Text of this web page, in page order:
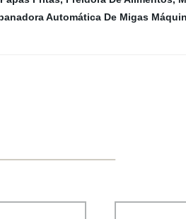
Automática De Migas